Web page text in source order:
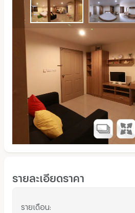
รายละเอียดราคา
รายเดือน